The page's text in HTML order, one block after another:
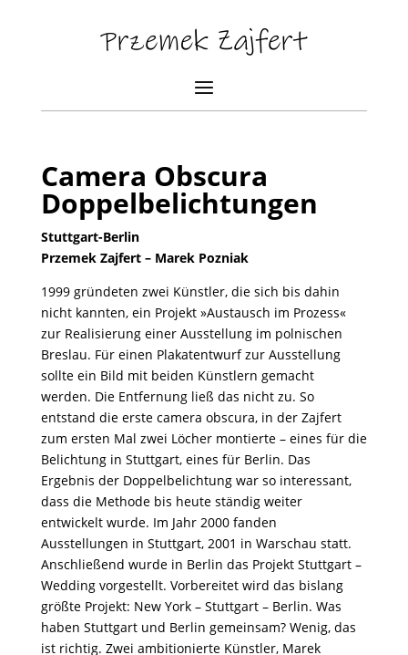
Camera Obscura
Doppelbelichtungen
Stuttgart-Berlin
Przemek Zajfert – Marek Pozniak
1999 gründeten zwei Künstler, die sich bis dahin
nicht kannten, ein Projekt »Austausch im Prozess«
zur Realisierung einer Ausstellung im polnischen
Breslau. Für einen Plakatentwurf zur Ausstellung
sollte ein Bild mit beiden Künstlern gemacht
werden. Die Entfernung ließ das nicht zu. So
entstand die erste camera obscura, in der Zajfert
zum ersten Mal zwei Löcher montierte – eines für die
Belichtung in Stuttgart, eines für Berlin. Das
Ergebnis der Doppelbelichtung war so interessant,
dass die Methode bis heute ständig weiter
entwickelt wurde. Im Jahr 2000 fanden
Ausstellungen in Stuttgart, 2001 in Warschau statt.
Anschließend wurde in Berlin das Projekt Stuttgart –
Wedding vorgestellt. Vorbereitet wird das bislang
größte Projekt: New York – Stuttgart – Berlin. Was
haben Stuttgart und Berlin gemeinsam? Wenig, das
ist richtig. Zwei ambitionierte Künstler, Marek